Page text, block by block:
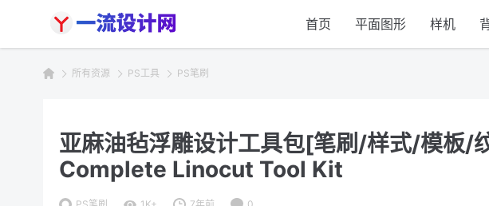
首页 平面图形 样机
所有资源 PS工具 PS笔刷
亚麻油毡浮雕设计工具包[笔刷/样式/模板/
Complete Linocut Tool Kit